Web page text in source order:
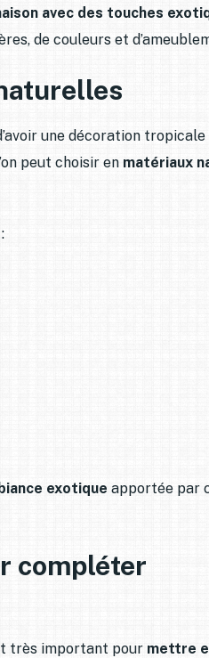
avec des touches
de couleurs et
une décoration tropicale
peut choisir en matériaux
exotique apportée par
compléter
très important pour mettre